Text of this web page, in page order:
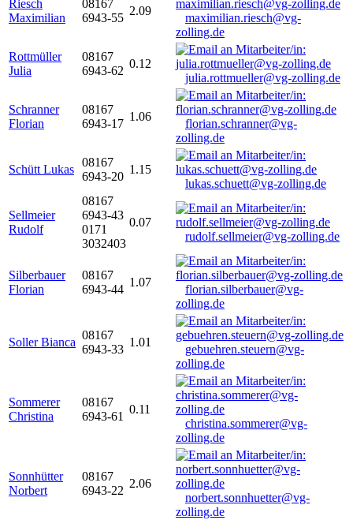
Riesch
Maximilian
08167
6943-55
2.09
maximilian.riesch@vg-
zolling.de
Rottmüller
Julia
08167
6943-62
0.12
julia.rottmueller@vg-zolling.de
Schranner
Florian
08167
6943-17
1.06
florian.schranner@vg-
zolling.de
Schütt Lukas
08167
6943-20
1.15
lukas.schuett@vg-zolling.de
Sellmeier
Rudolf
08167
6943-43
0171
3032403
0.07
rudolf.sellmeier@vg-zolling.de
Silberbauer
Florian
08167
6943-44
1.07
florian.silberbauer@vg-
zolling.de
Soller Bianca
08167
6943-33
1.01
gebuehren.steuern@vg-
zolling.de
Sommerer
Christina
08167
6943-61
0.11
christina.sommerer@vg-
zolling.de
Sonnhütter
Norbert
08167
6943-22
2.06
norbert.sonnhuetter@vg-
zolling.de